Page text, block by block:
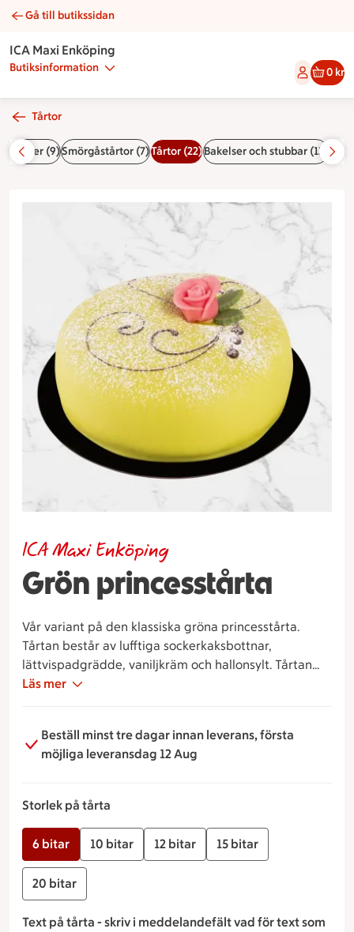
Grön princesstårta | Catering ICA Maxi Enköping
Gå till butikssidan
ICA Maxi Enköping
Butiksinformation 0 kr
Tårtor
Bufféer (9)Smörgåstårtor (7)Tårtor (22)Bakelser och stubbar (13)
Grön princesstårta
ICA Maxi Enköping
Vår variant på den klassiska gröna princesstårta.
Tårtan består av lufftiga sockerkaksbottnar,
lättvispadgrädde, vaniljkräm och hallonsylt. Tårtan
täcks sedan med ett tunt lock av grönmarsipan samt
Läs mer
Beställ minst tre dagar innan leverans, första
möjliga leveransdag 12 Aug
Storlek på tårta
6 bitar 10 bitar 12 bitar 15 bitar
20 bitar
Text på tårta - skriv i meddelandefält vad för text som